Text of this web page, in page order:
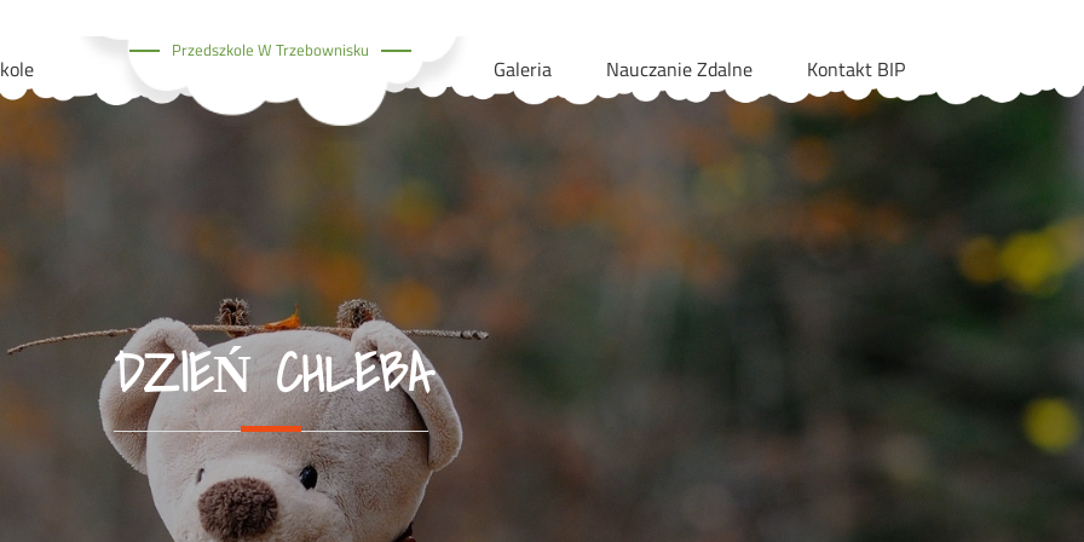
Przedszkole W Trzebownisku
Galeria Nauczanie Zdalne Kontakt BIP
DZIEŃ CHLEBA